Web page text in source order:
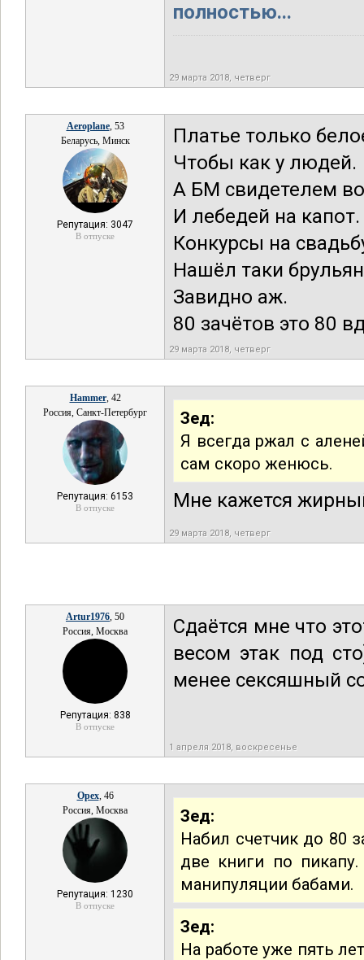
полностью...
29 марта 2018, четверг
Aeroplane, 53
Беларусь, Минск
Репутация: 3047
В отпуске
Платье только
Чтобы как у людей.
А БМ свидетелем
И лебедей на капот.
Конкурсы на
Нашёл таки
Завидно аж.
80 зачётов это 80
29 марта 2018, четверг
Hammer, 42
Россия, Санкт-Петербург
Репутация: 6153
В отпуске
Зед:
Я всегда ржал с
сам скоро женюсь.
Мне кажется
29 марта 2018, четверг
Artur1976, 50
Россия, Москва
Репутация: 838
В отпуске
Сдаётся мне что
весом этак под
менее сексяшный
1 апреля 2018, воскресенье
Opex, 46
Россия, Москва
Репутация: 1230
В отпуске
Зед:
Набил счетчик до 80
две книги по
манипуляции бабами.
Зед:
На работе уже пять